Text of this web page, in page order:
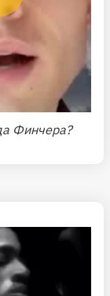
Финчера?